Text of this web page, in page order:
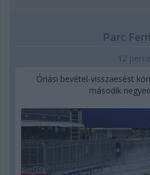
Parc
12 perce
Óriási bevétel-visszaesést
második